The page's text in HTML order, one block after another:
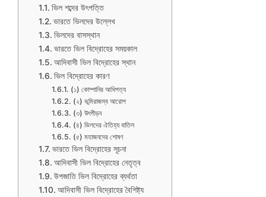
ভিল শব্দের উৎপত্তি
ভারতে ভিলদের উল্লেখ
ভিলদের বাসস্থান
ভারতে ভিল বিদ্রোহের সময়কাল
আদিবাসী ভিল বিদ্রোহের স্থান
ভিল বিদ্রোহের কারণ
(১) কোম্পানির আধিপত্য
(২) ভূমিরাজস্ব আরোপ
(৩) উৎপীড়ন
(৪) ভিলদের ঐতিহ্য বাতিল
(৫) মহাজনদের শোষণ
ভারতে ভিল বিদ্রোহের সূচনা
আদিবাসী ভিল বিদ্রোহের নেতৃত্ব
উপজাতি ভিল বিদ্রোহের ব্যর্থতা
আদিবাসী ভিল বিদ্রোহের বৈশিষ্ট্য